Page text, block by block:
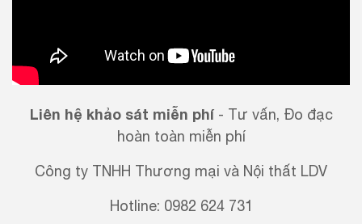
Liên hệ khảo sát miễn phí- Tư vấn, Đo đạc
hoàn toàn miễn phí
Công ty TNHH Thương mại và Nội thất LDV
Hotline: 0982 624 731